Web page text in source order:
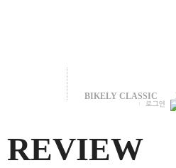
BIKELY CLASSIC
REVIEW